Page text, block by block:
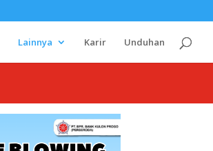
Lainnya Karir Unduhan